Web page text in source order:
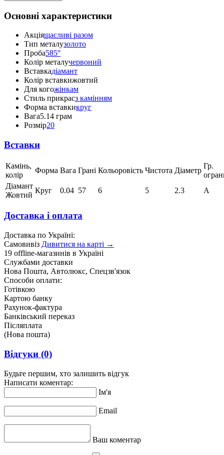
Основні характеристики
Акціящасливі разом
Тип металузолото
Проба585°
Колір металучервоний
Вставкадіамант
Колір вставкижовтий
Для когожінкам
Стиль прикрасз камінням
Форма вставкикруг
Вага5.14 грам
Розмір20
Вставки
Камінь,
колір
Форма Вага Грані Кольоровість Чистота Діаметр
Гр.
Діамант
Жовтий
Круг 0.04 57 6 5 2.3 А
Доставка і оплата
Доставка по Україні:
Самовивіз Дивитися на карті →
19 offline-магазинів в Україні
Службами доставки
Нова Пошта, Автолюкс, Спецзв'язок
Способи оплати:
Готівкою
Картою банку
Рахунок-фактура
Банківський переказ
Післяплата
(Нова пошта)
Відгуки (0)
Будьте першим, хто залишить відгук
Написати коментар:
Ім'я
Email
Ваш коментар